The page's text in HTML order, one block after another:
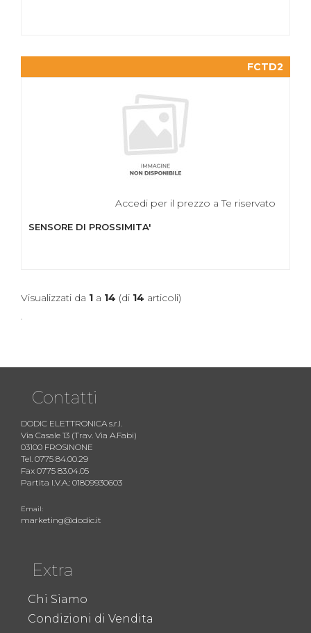
FCTD2
Accedi per il prezzo a Te riservato
SENSORE DI PROSSIMITA'
Visualizzati da 1 a 14 (di 14 articoli)
Contatti
DODIC ELETTRONICA s.r.l.
Via Casale 13 (Trav. Via A.Fabi)
03100 FROSINONE
Tel. 0775 84.00.29
Fax 0775 83.04.05
Partita I.V.A.: 01809930603
Email:
marketing@dodic.it
Extra
Chi Siamo
Condizioni di Vendita